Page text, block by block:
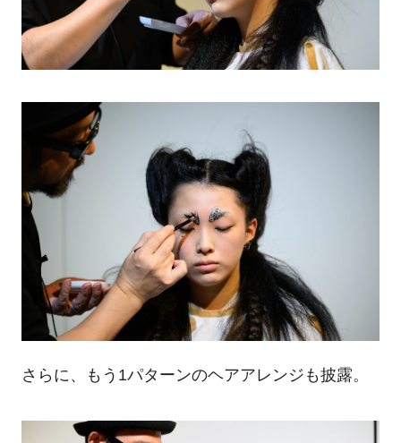
さらに、もう1パターンのヘアアレンジも披露。